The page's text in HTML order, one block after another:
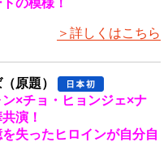
の模様！
＞詳しくはこちら
原題）
×チョ・ヒョンジェ×ナ
演！
失ったヒロインが自分自